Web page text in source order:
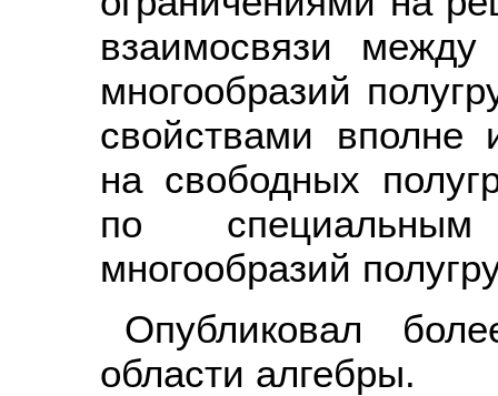
взаимосвязи
многообразий
свойствами вполне
на свободных
по
многообразий
Опубликовал
области алгебры.